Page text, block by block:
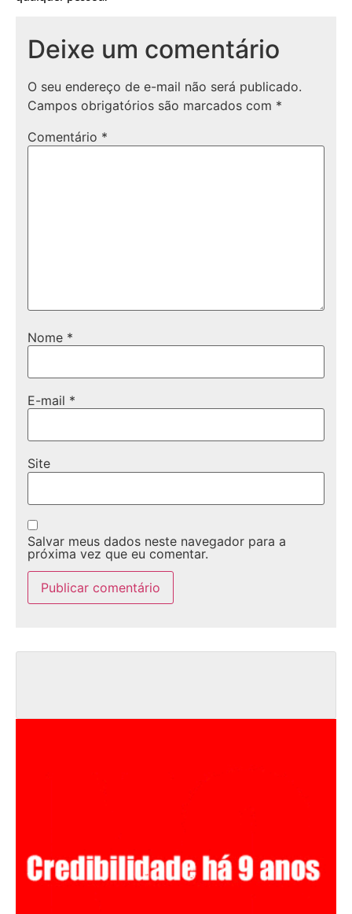
Deixe um comentário
O seu endereço de e-mail não será publicado.
Campos obrigatórios são marcados com *
Comentário *
Nome *
E-mail *
Site
Salvar meus dados neste navegador para a
próxima vez que eu comentar.